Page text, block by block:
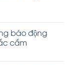
báo động
cắm